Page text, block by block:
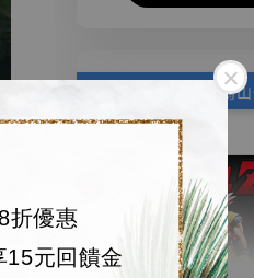
折優惠
元回饋金
加